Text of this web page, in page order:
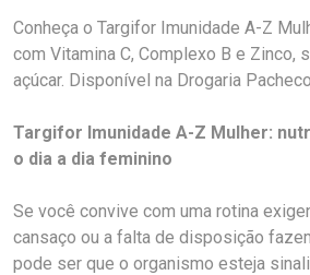
Conheça o Targifor Imunidade A-Z
com Vitamina C, Complexo B e Zinco,
açúcar. Disponível na Drogaria
Targifor Imunidade A-Z Mulher:
o dia a dia feminino
Se você convive com uma rotina
cansaço ou a falta de disposição
pode ser que o organismo esteja